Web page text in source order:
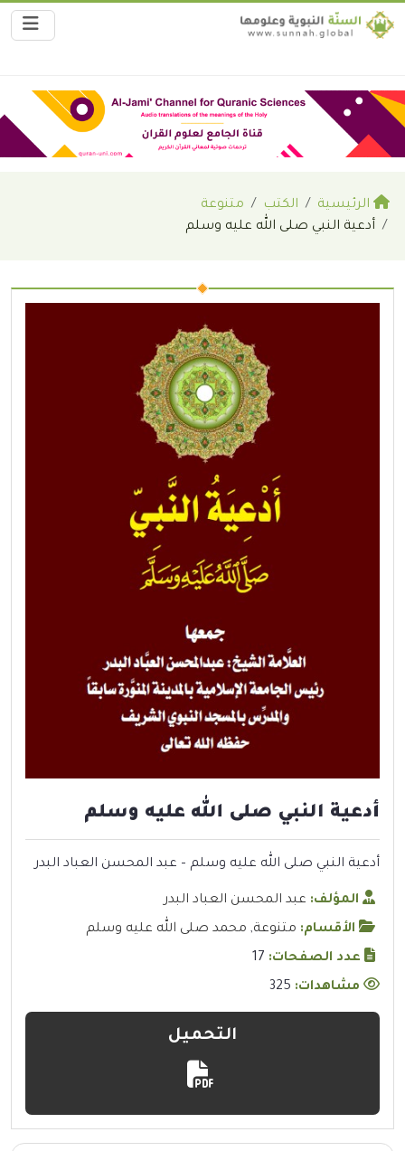
الرئيسية الكتب
متنوعة
أدعية النبي صلى الله عليه وسلم
أدعية النبي صلى الله عليه وسلم
أدعية النبي صلى الله عليه وسلم – عبد المحسن العباد البدر
المؤلف: عبد المحسن العباد البدر
الأقسام: متنوعة, محمد صلى الله عليه وسلم
عدد الصفحات: 17
مشاهدات:
التحميل